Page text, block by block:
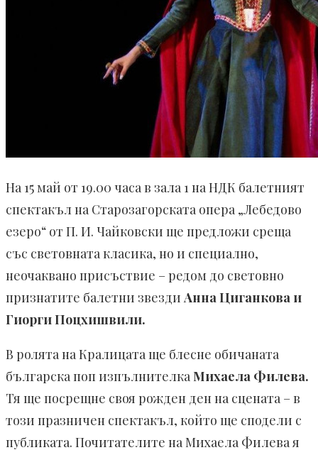
На 15 май от 19.00 часа в зала 1 на НДК балетният
спектакъл на Старозагорската опера „Лебедово
езеро“ от П. И. Чайковски ще предложи среща
със световната класика, но и специално,
неочаквано присъствие – редом до световно
признатите балетни звезди Анна Циганкова и
Гиорги Поцхишвили.
В ролята на Кралицата ще блесне обичаната
българска поп изпълнителка Михаела Филева.
Тя ще посрещне своя рожден ден на сцената – в
този празничен спектакъл, който ще сподели с
публиката. Почитателите на Михаела Филева я